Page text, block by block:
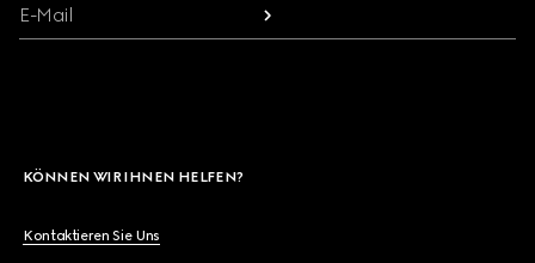
E-Mail
KÖNNEN WIR IHNEN HELFEN?
Kontaktieren Sie Uns